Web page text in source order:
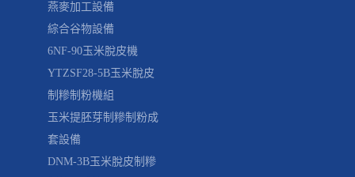
燕麥加工設備
綜合谷物設備
6NF-90玉米脫皮機
YTZSF28-5B玉米脫皮
制糝制粉機組
玉米提胚芽制糝制粉成
套設備
DNM-3B玉米脫皮制糝